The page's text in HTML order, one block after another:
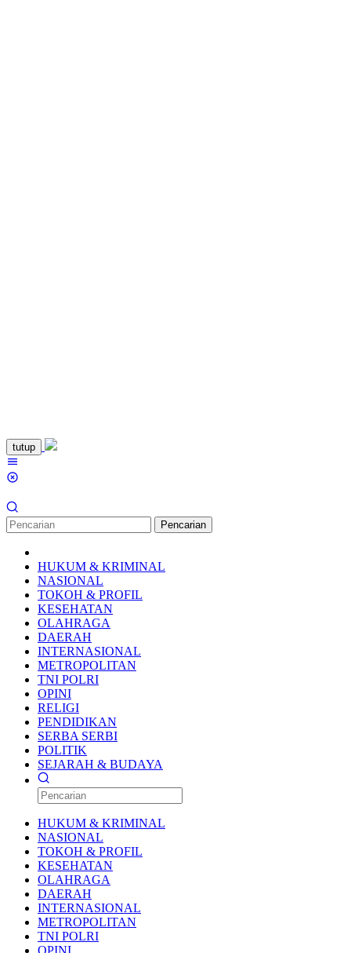
Loncat
ke
konten
tutup
Pencarian
HUKUM & KRIMINAL
NASIONAL
TOKOH & PROFIL
KESEHATAN
OLAHRAGA
DAERAH
INTERNASIONAL
METROPOLITAN
TNI POLRI
OPINI
RELIGI
PENDIDIKAN
SERBA SERBI
POLITIK
SEJARAH & BUDAYA
HUKUM & KRIMINAL
NASIONAL
TOKOH & PROFIL
KESEHATAN
OLAHRAGA
DAERAH
INTERNASIONAL
METROPOLITAN
TNI POLRI
OPINI